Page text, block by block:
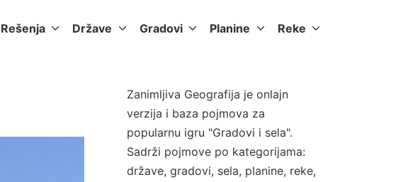
Rešenja Države Gradovi Planine Reke
Zanimljiva Geografija je onlajn
verzija i baza pojmova za
popularnu igru "Gradovi i sela".
Sadrži pojmove po kategorijama:
države, gradovi, sela, planine, reke,